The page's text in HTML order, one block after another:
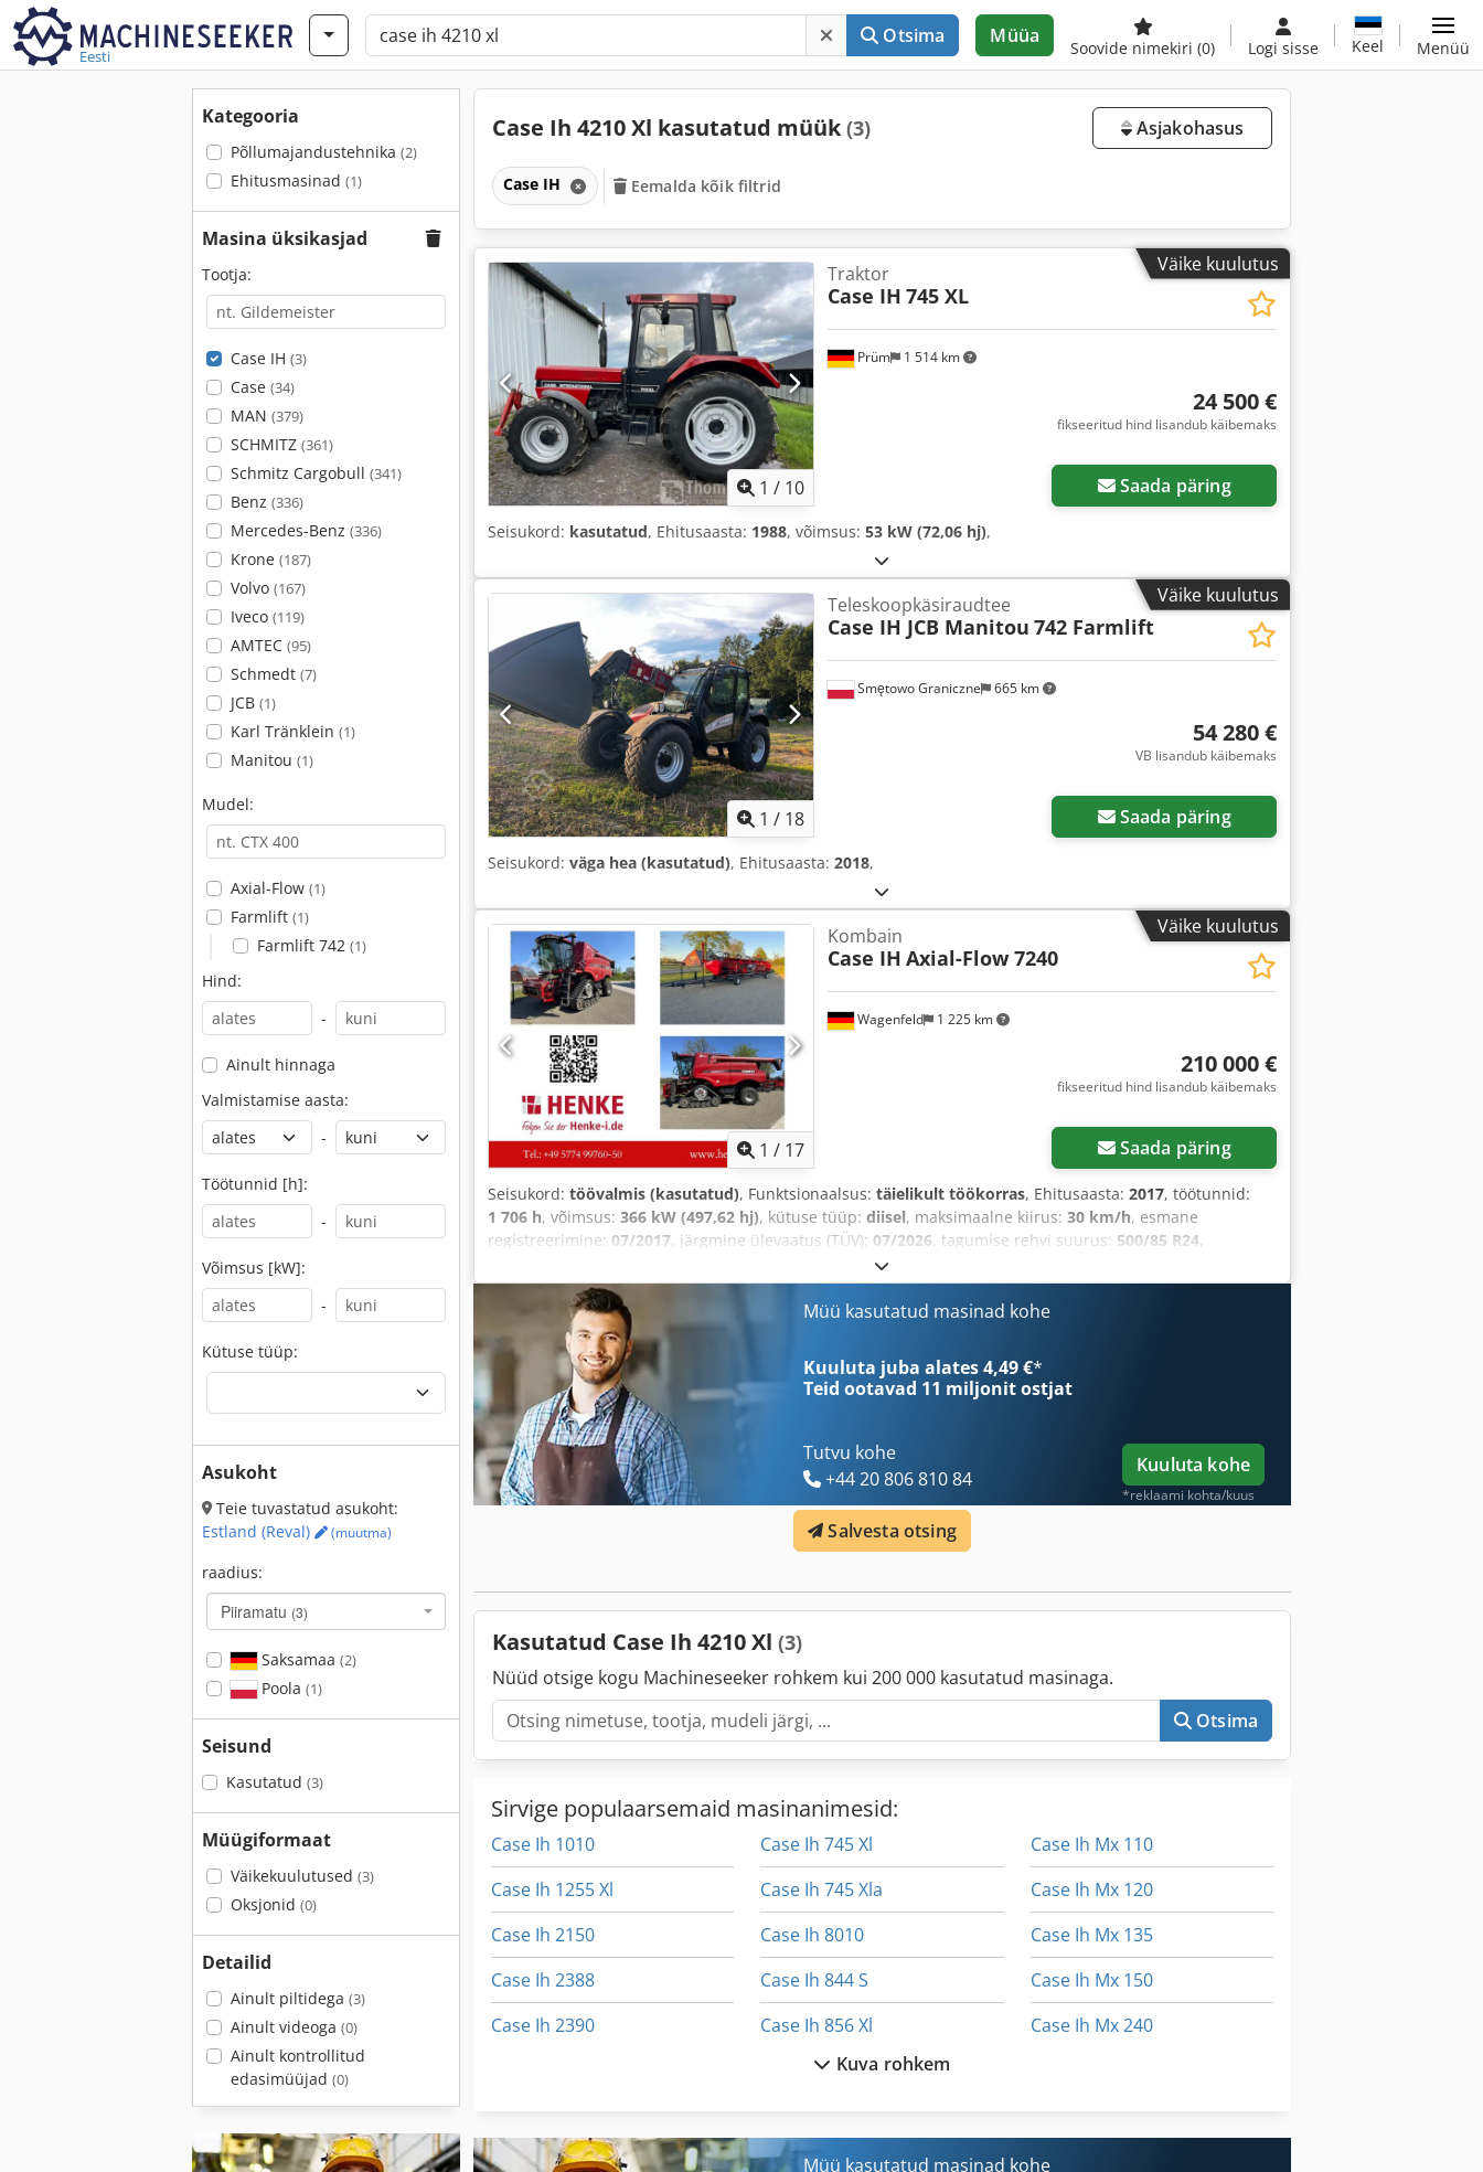
Eesti
Otsima Müüa
Soovide nimekiri (0) Logi sisse Keel Menüü
Kategooria
Põllumajandustehnika (2)
Ehitusmasinad (1)
Masina üksikasjad
Tootja:
Case IH (3)
Case (34)
MAN (379)
SCHMITZ (361)
Schmitz Cargobull (341)
Benz (336)
Mercedes-Benz (336)
Krone (187)
Volvo (167)
Iveco (119)
AMTEC (95)
Schmedt (7)
JCB (1)
Karl Tränklein (1)
Manitou (1)
Mudel:
Axial-Flow (1)
Farmlift (1)
Farmlift 742 (1)
Hind:
-
Ainult hinnaga
Valmistamise aasta:
-
Töötunnid [h]:
-
Võimsus [kW]:
-
Kütuse tüüp:
Asukoht
Teie tuvastatud asukoht:
Estland (Reval)
(muutma)
raadius:
Piiramatu (3)
Saksamaa (2)
Poola (1)
Seisund
Kasutatud (3)
Müügiformaat
Väikekuulutused (3)
Oksjonid (0)
Detailid
Ainult piltidega (3)
Ainult videoga (0)
Ainult kontrollitud
edasimüüjad (0)
Case Ih 4210 Xl kasutatud müük (3) Asjakohasus
Case IH Eemalda kõik filtrid
Väike kuulutus
1 / 10
Prüm 1 514 km
Traktor
Case IH 745 XL
24 500 €
fikseeritud hind lisandub käibemaks
Saada päring
Seisukord: kasutatud, Ehitusaasta: 1988, võimsus: 53 kW (72,06 hj),
Väike kuulutus
1 / 18
Smętowo Graniczne 665 km
Teleskoopkäsiraudtee
Case IH JCB Manitou 742 Farmlift
54 280 €
VB lisandub käibemaks
Saada päring
Seisukord: väga hea (kasutatud), Ehitusaasta: 2018,
Väike kuulutus
1 / 17
Wagenfeld 1 225 km
Kombain
Case IH Axial-Flow 7240
210 000 €
fikseeritud hind lisandub käibemaks
Saada päring
Seisukord: töövalmis (kasutatud), Funktsionaalsus: täielikult töökorras, Ehitusaasta: 2017, töötunnid:
1 706 h, võimsus: 366 kW (497,62 hj), kütuse tüüp: diisel, maksimaalne kiirus: 30 km/h, esmane
registreerimine: 07/2017, järgmine ülevaatus (TÜV): 07/2026, tagumise rehvi suurus: 500/85 R24,
haagise haakeseade, kabiin, kliimaseade, rapsilõikur,
valgustus,
Müü kasutatud masinad kohe
Kuuluta juba alates 4,49 €*
Teid ootavad 11 miljonit ostjat
Tutvu kohe
+44 20 806 810 84
Kuuluta kohe
*reklaami kohta/kuus
Salvesta otsing
Kasutatud Case Ih 4210 Xl (3)
Nüüd otsige kogu Machineseeker rohkem kui 200 000 kasutatud masinaga.
Otsima
Sirvige populaarsemaid masinanimesid:
Case Ih 1010
Case Ih 1255 Xl
Case Ih 2150
Case Ih 2388
Case Ih 2390
Case Ih 5140
Case Ih 745 Xl
Case Ih 745 Xla
Case Ih 8010
Case Ih 844 S
Case Ih 856 Xl
Case Ih Cs 94
Case Ih Maxxum 110
Case Ih Mx 110
Case Ih Mx 120
Case Ih Mx 135
Case Ih Mx 150
Case Ih Mx 240
Kuva rohkem
Müü kasutatud masinad kohe